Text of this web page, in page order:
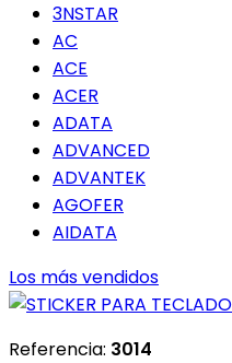
3NSTAR
AC
ACE
ACER
ADATA
ADVANCED
ADVANTEK
AGOFER
AIDATA
Los más vendidos
Referencia: 3014